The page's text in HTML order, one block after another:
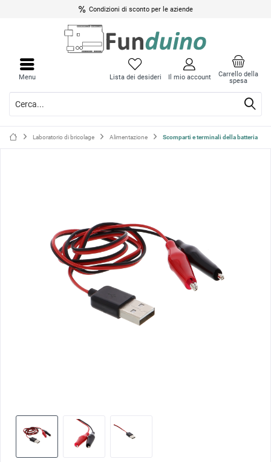
Condizioni di sconto per le aziende
Carrello della
spesa
Lista dei desideri Il mio account
Menu
Laboratorio di bricolage Alimentazione Scomparti e terminali della batteria
menu
menu